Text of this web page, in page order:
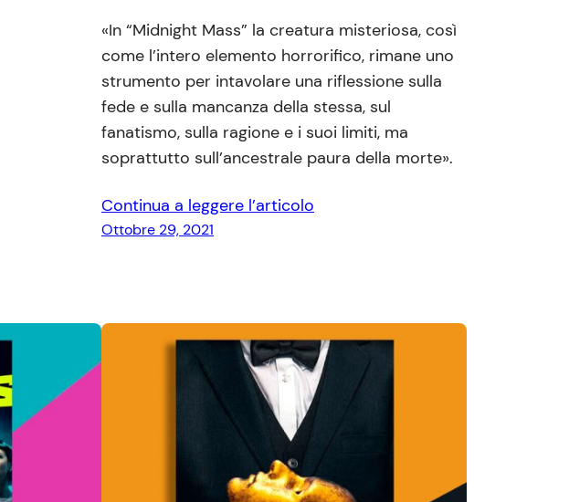
«In “Midnight Mass” la creatura misteriosa, così
come l’intero elemento horrorifico, rimane uno
strumento per intavolare una riflessione sulla
fede e sulla mancanza della stessa, sul
fanatismo, sulla ragione e i suoi limiti, ma
soprattutto sull’ancestrale paura della morte».
Continua a leggere l’articolo
Ottobre 29, 2021